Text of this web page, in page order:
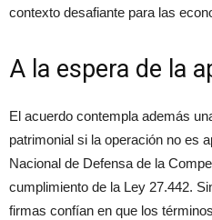
contexto desafiante para las
A la espera de la
El acuerdo contempla además
patrimonial si la operación no es
Nacional de Defensa de la
cumplimiento de la Ley 27.442.
firmas confían en que los